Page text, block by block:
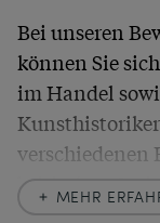
Bei unseren
können Sie
im Handel
verschiedenen
MEHR